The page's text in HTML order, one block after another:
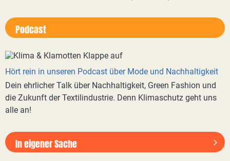
Podcast
Hört rein in unseren Podcast über Mode und Nachhaltigkeit
Dein ehrlicher Talk über Nachhaltigkeit, Green Fashion und
die Zukunft der Textilindustrie. Denn Klimaschutz geht uns
alle an!
In eigener Sache